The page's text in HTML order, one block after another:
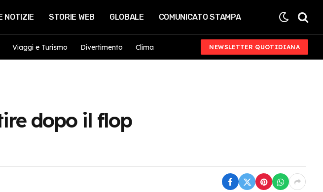
NOTIZIE STORIE WEB GLOBALE COMUNICATO STAMPA
Viaggi e Turismo Divertimento Clima NEWSLETTER QUOTIDIANA
dopo il flop